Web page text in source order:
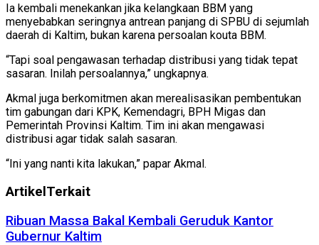
Ia kembali menekankan jika kelangkaan BBM yang
menyebabkan seringnya antrean panjang di SPBU di sejumlah
daerah di Kaltim, bukan karena persoalan kouta BBM.
“Tapi soal pengawasan terhadap distribusi yang tidak tepat
sasaran. Inilah persoalannya,” ungkapnya.
Akmal juga berkomitmen akan merealisasikan pembentukan
tim gabungan dari KPK, Kemendagri, BPH Migas dan
Pemerintah Provinsi Kaltim. Tim ini akan mengawasi
distribusi agar tidak salah sasaran.
“Ini yang nanti kita lakukan,” papar Akmal.
Artikel Terkait
Ribuan Massa Bakal Kembali Geruduk Kantor
Gubernur Kaltim